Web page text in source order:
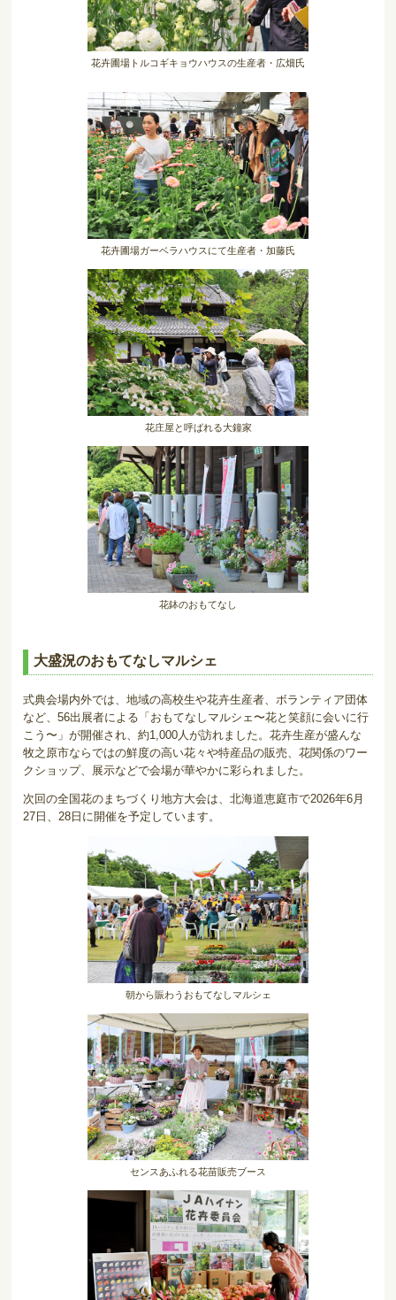
花卉圃場トルコギキョウハウスの生産者・広畑氏
花卉圃場ガーベラハウスにて生産者・加藤氏
花庄屋と呼ばれる大鐘家
花鉢のおもてなし
大盛況のおもてなしマルシェ
式典会場内外では、地域の高校生や花卉生産者、ボランティア団体
など、56出展者による「おもてなしマルシェ〜花と笑顔に会いに行
こう〜」が開催され、約1,000人が訪れました。花卉生産が盛んな
牧之原市ならではの鮮度の高い花々や特産品の販売、花関係のワー
クショップ、展示などで会場が華やかに彩られました。
次回の全国花のまちづくり地方大会は、北海道恵庭市で2026年6月
27日、28日に開催を予定しています。
朝から賑わうおもてなしマルシェ
センスあふれる花苗販売ブース